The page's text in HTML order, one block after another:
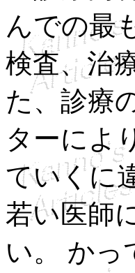
んでの最
検査、治
た、診療
ターによ
ていくに
若い医師
い。 かっ